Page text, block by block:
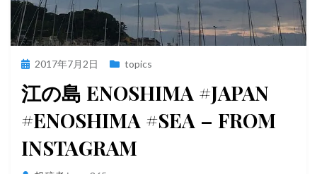
投
日:
2017年7月2日 topics
江の島 ENOSHIMA #JAPAN
#ENOSHIMA #SEA – FROM
INSTAGRAM